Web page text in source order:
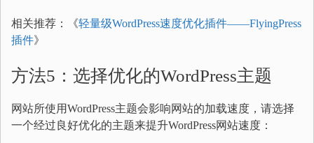
相关推荐：《轻量级WordPress速度优化插件——FlyingPress
插件》
方法5：选择优化的WordPress主题
网站所使用WordPress主题会影响网站的加载速度，请选择
一个经过良好优化的主题来提升WordPress网站速度：